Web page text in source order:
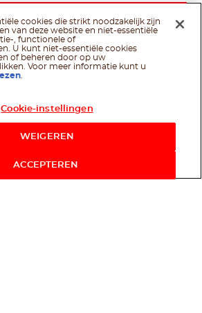
cookies die strikt noodzakelijk zijn
van deze website en niet-essentiële
, functionele of
U kunt niet-essentiële cookies
of beheren door op uw
Voor meer informatie kunt u
Cookie-instellingen
WEIGEREN
ACCEPTEREN